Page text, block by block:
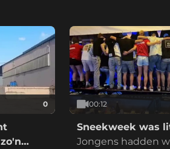
0 00:12
Sneekweek was
Jongens hadden